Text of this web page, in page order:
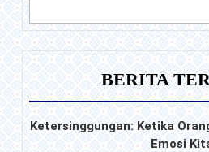
Siswa
BERITA
Ketersinggungan: Ketika
Emosi